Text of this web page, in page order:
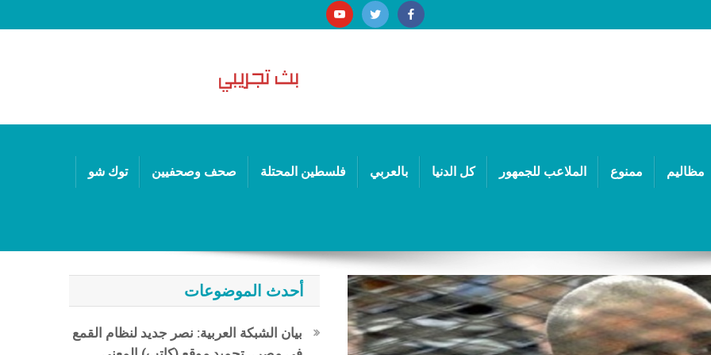
مظاليم ممنوع الملاعب للجمهور كل الدنيا بالعربي فلسطين المحتلة صحف وصحفيين توك شو
أحدث الموضوعات
بيان الشبكة العربية: نصر جديد لنظام القمع